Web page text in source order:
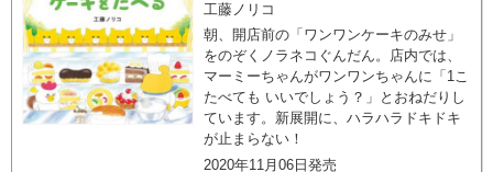
工藤ノリコ
朝、開店前の「ワンワンケーキのみせ」
をのぞくノラネコぐんだん。店内では、
マーミーちゃんがワンワンちゃんに「1こ
たべても いいでしょう？」とおねだりし
ています。新展開に、ハラハラドキドキ
が止まらない！
2020年11月06日発売